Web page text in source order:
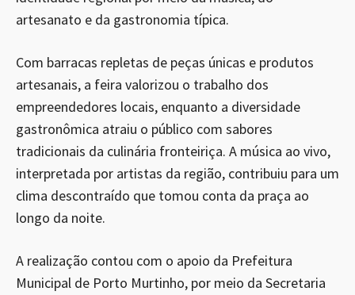
artesanato e da gastronomia típica.
Com barracas repletas de peças únicas e produtos
artesanais, a feira valorizou o trabalho dos
empreendedores locais, enquanto a diversidade
gastronômica atraiu o público com sabores
tradicionais da culinária fronteiriça. A música ao vivo,
interpretada por artistas da região, contribuiu para um
clima descontraído que tomou conta da praça ao
longo da noite.
A realização contou com o apoio da Prefeitura
Municipal de Porto Murtinho, por meio da Secretaria